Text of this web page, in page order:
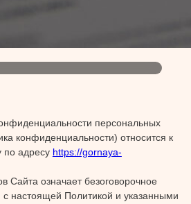
персональных
конфиденциальности) относится к
по адресу https://gornaya-
Сайта означает безоговорочное
с настоящей Политикой и указанными